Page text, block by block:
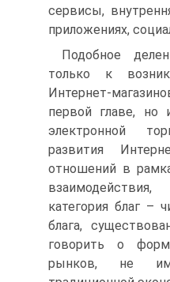
сервисы,
приложениях,
Подобное
только к
Интернет-
первой главе,
электронной
развития
отношений в
категория благ –
блага,
говорить о
рынков, не